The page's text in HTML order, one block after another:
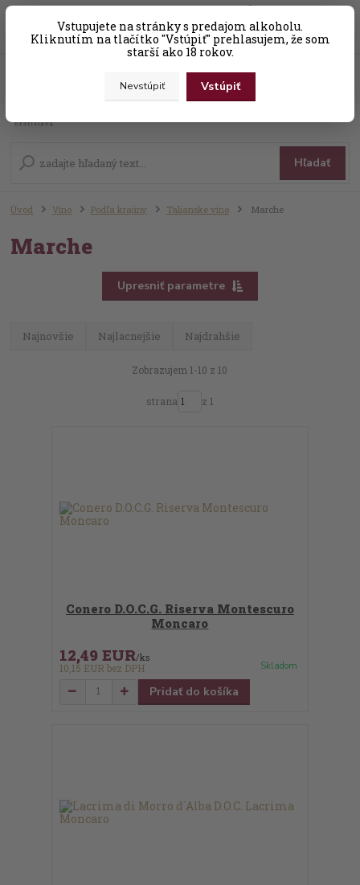
Vstupujete na stránky s predajom alkoholu.
Kliknutím na tlačítko "Vstúpiť" prehlasujem, že som
starší ako 18 rokov.
Nevstúpiť Vstúpiť
Hľadať
+421 (0) 31 56 25 377-8 za0,00 EUR
Úvod Víno Podľa krajiny Talianske víno Marche
Marche
Upresniť parametre
Najnovšie Najlacnejšie Najdrahšie
Zobrazujem 1-10 z 10
strana z 1
Conero D.O.C.G. Riserva Montescuro
Moncaro
12,49 EUR/ks
10,15 EUR bez DPH Skladom
Pridať do košíka